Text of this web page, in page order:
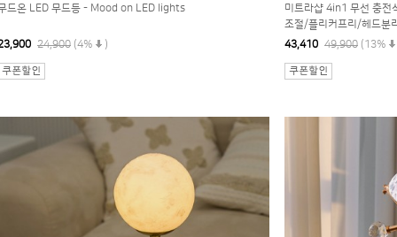
드온 LED 무드등 - Mood on LED lights
24,900 (4% )
미트라샵 4in1 무선 충전
조절/플리커프리/헤드분
43,410 49,900 (13%